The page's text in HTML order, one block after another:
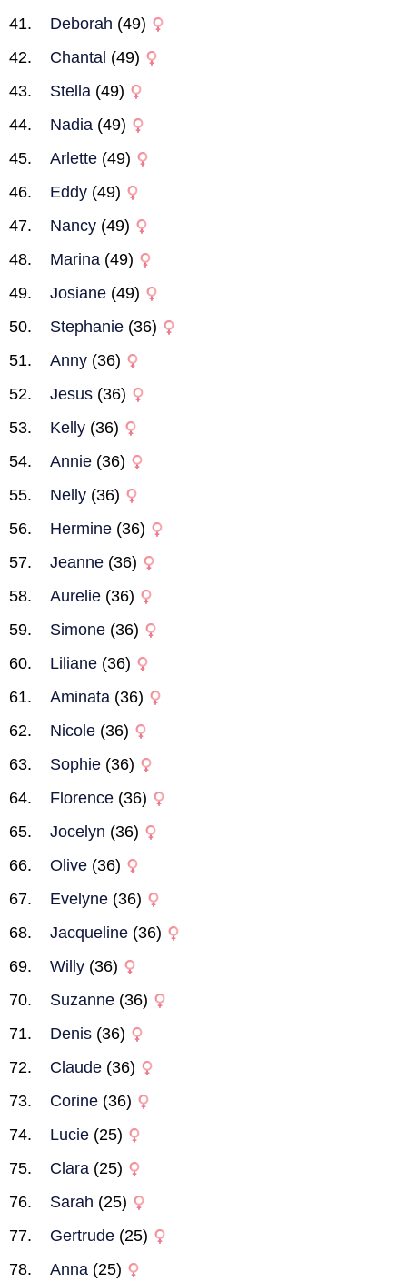
Deborah (49)
Chantal (49)
Stella (49)
Nadia (49)
Arlette (49)
Eddy (49)
Nancy (49)
Marina (49)
Josiane (49)
Stephanie (36)
Anny (36)
Jesus (36)
Kelly (36)
Annie (36)
Nelly (36)
Hermine (36)
Jeanne (36)
Aurelie (36)
Simone (36)
Liliane (36)
Aminata (36)
Nicole (36)
Sophie (36)
Florence (36)
Jocelyn (36)
Olive (36)
Evelyne (36)
Jacqueline (36)
Willy (36)
Suzanne (36)
Denis (36)
Claude (36)
Corine (36)
Lucie (25)
Clara (25)
Sarah (25)
Gertrude (25)
Anna (25)